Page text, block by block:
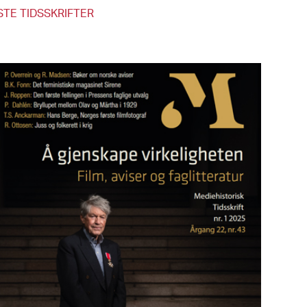
TIDSSKRIFTER
Tidsskrift nr. 1 2026
Les utgaven
Tidsskrift nr. 2 2025
Les utgaven